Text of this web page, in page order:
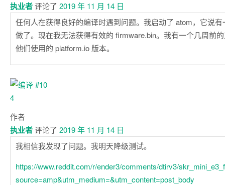
执业者评论了 2019 年 11 月 14 日
任何人在获得良好的编译时遇到问题。我启动了 atom，它说
做了。现在我无法获得有效的 firmware.bin。我有一个几周前
他们使用的 platform.io 版本。
作者
执业者评论了 2019 年 11 月 14 日
我相信我发现了问题。我明天降级测试。
https://www.reddit.com/r/ender3/comments/dtirv3/
source=amp&utm_medium=&utm_content=post_body